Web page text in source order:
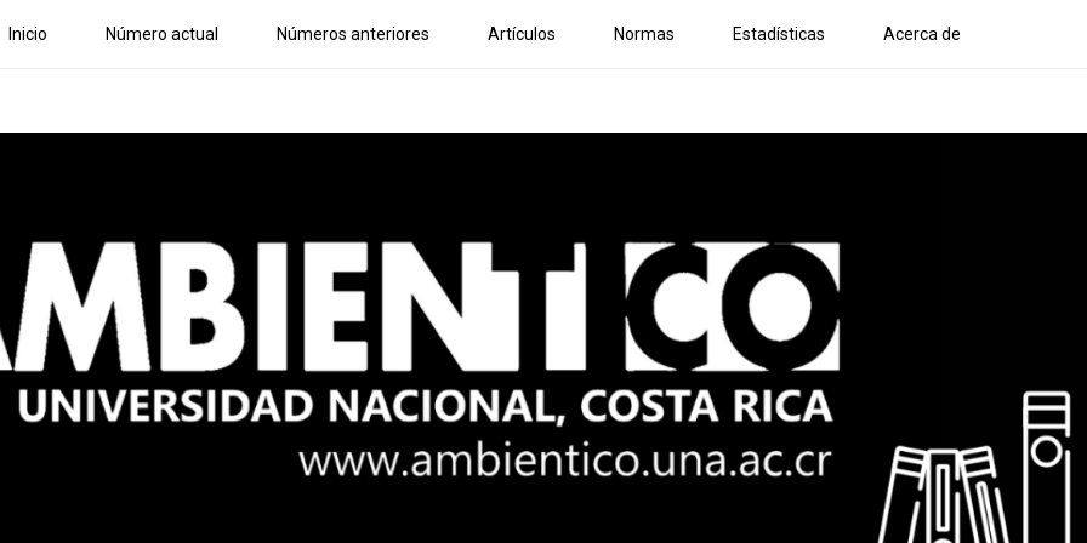
Inicio Número actual Números anteriores Artículos Normas Estadísticas Acerca de